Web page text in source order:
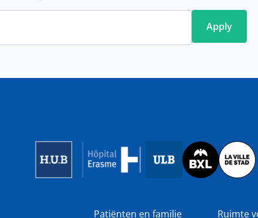
Image
Patiënten en familie Ruimte